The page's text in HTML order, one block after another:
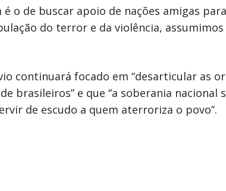
o de buscar apoio de nações amigas
do terror e da violência, assumimos
continuará focado em “desarticular as
brasileiros” e que “a soberania nacional
de escudo a quem aterroriza o povo”.